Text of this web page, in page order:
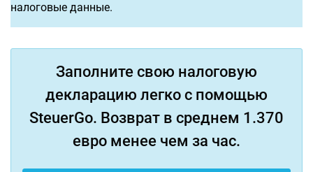
налоговые данные.
Заполните свою налоговую
декларацию легко с помощью
SteuerGo. Возврат в среднем 1.370
евро менее чем за час.